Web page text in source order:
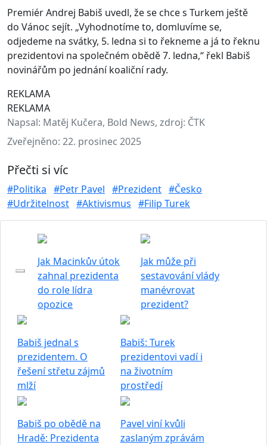
Premiér Andrej Babiš uvedl, že se chce s Turkem ještě
do Vánoc sejít. „Vyhodnotíme to, domluvíme se,
odjedeme na svátky, 5. ledna si to řekneme a já to řeknu
prezidentovi na společném obědě 7. ledna,“ řekl Babiš
novinářům po jednání koaliční rady.
REKLAMA
REKLAMA
Napsal: Matěj Kučera, Bold News, zdroj: ČTK
Zveřejněno: 22. prosinec 2025
Přečti si víc
#Politika #Petr Pavel #Prezident #Česko
#Udržitelnost #Aktivismus #Filip Turek
Jak Macinkův útok
zahnal prezidenta
do role lídra
opozice
Jak může při
sestavování vlády
manévrovat
prezident?
Babiš jednal s
prezidentem. O
řešení střetu zájmů
mlží
Babiš: Turek
prezidentovi vadí i
na životním
prostředí
Babiš po obědě na
Hradě: Prezidenta
Pavel viní kvůli
zaslaným zprávám